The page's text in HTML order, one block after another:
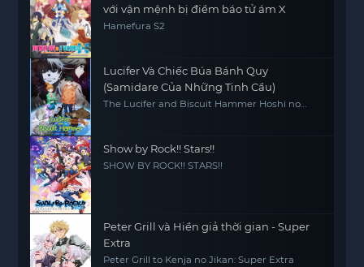
với vận mệnh bị điềm báo tử ám X
Hamefura S2
Lucifer Và Chiếc Búa Bánh Quy
(Samidare Của Những Tinh Cầu)
The Lucifer and Biscuit Hammer Hoshi no
Show by Rock!! Stars!!
SHOW BY ROCK!! STARS!!
Peter Grill và Hiền giả thời gian - Super
Extra
Peter Grill to Kenja no Jikan: Super Extra